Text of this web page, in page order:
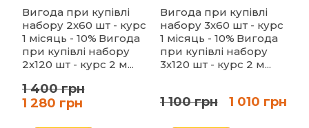
Вигода при купівлі
набору 2х60 шт - курс
1 місяць - 10% Вигода
при купівлі набору
2х120 шт - курс 2 м...
1 400 грн
1 280 грн
Вигода при купівлі
набору 3х60 шт - курс
1 місяць - 10% Вигода
при купівлі набору
3х120 шт - курс 2 м...
1 100 грн 1 010 грн